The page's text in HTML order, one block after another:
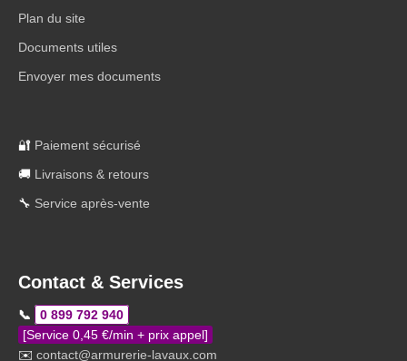
Plan du site
Documents utiles
Envoyer mes documents
🔐 Paiement sécurisé
🚚 Livraisons & retours
🔧 Service après-vente
Contact & Services
📞
0 899 792 940
[Service 0,45 €/min + prix appel]
✉️ contact@armurerie-lavaux.com